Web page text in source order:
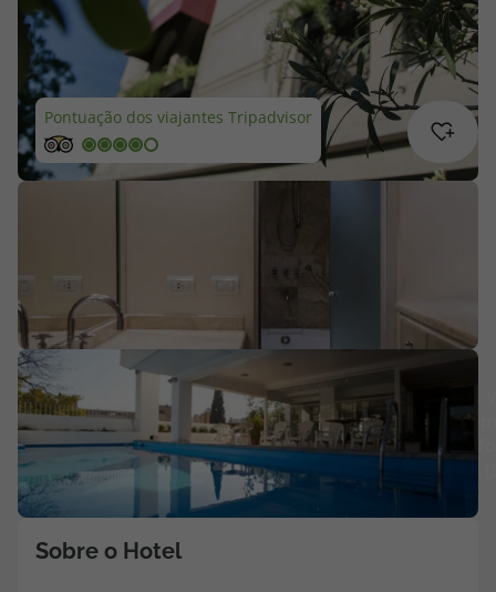
Cheque Viagem
Rede de Lojas
Blog TopViagens
Agências
Contactos
Apoio ao cliente em Portugal
218 925 471
Pontuação dos viajantes Tripadvisor
Sobre o Hotel